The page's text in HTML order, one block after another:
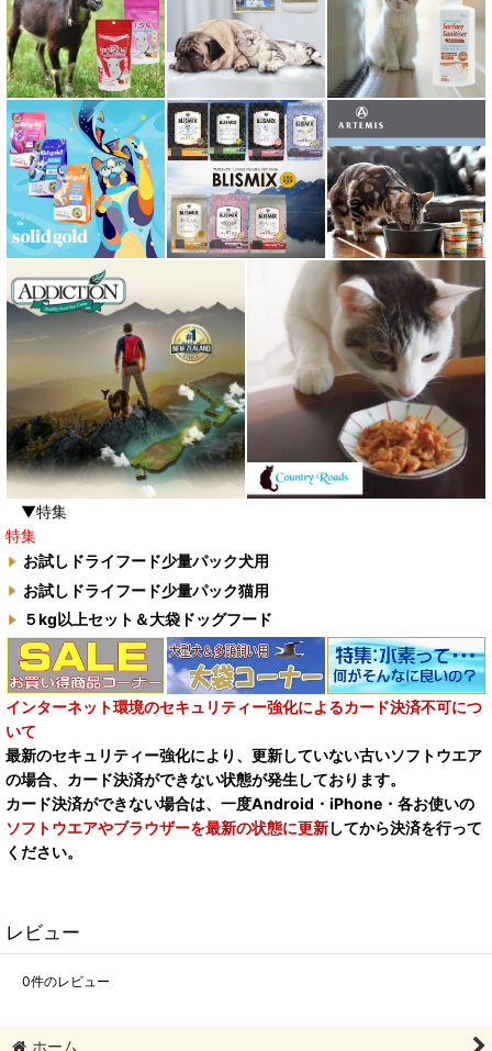
▼特集
特集
お試しドライフード少量パック犬用
お試しドライフード少量パック猫用
５kg以上セット＆大袋ドッグフード
インターネット環境のセキュリティー強化によるカード決済不可につ
いて
最新のセキュリティー強化により、更新していない古いソフトウエア
の場合、カード決済ができない状態が発生しております。
カード決済ができない場合は、一度Android・iPhone・各お使いの
ソフトウエアやブラウザーを最新の状態に更新してから決済を行って
ください。
レビュー
0件のレビュー
ホーム